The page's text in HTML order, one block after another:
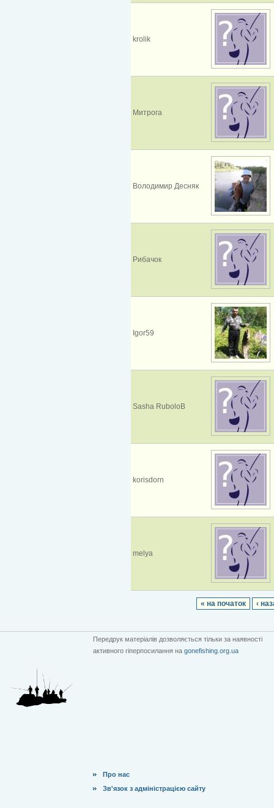
krolik
Митрога
Володимир Десняк
Рибачок
Igor59
Sasha RuboloB
korisdorn
melya
« на початок ‹
Передрук матеріалів дозволяється тільки за наявності
активного гіперпосилання на gonefishing.org.ua
Про нас
Зв'язок з адміністрацією сайту